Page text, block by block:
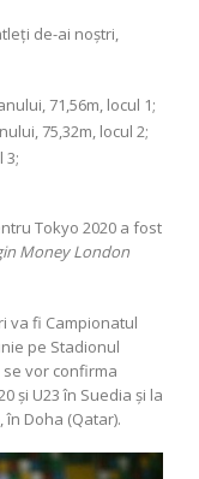
de-ai noştri,
71,56m, locul 1;
75,32m, locul 2;
3;
Tokyo 2020 a fost
Money London
va fi Campionatul
pe Stadionul
se vor confirma
şi U23 în Suedia şi la
Doha (Qatar).